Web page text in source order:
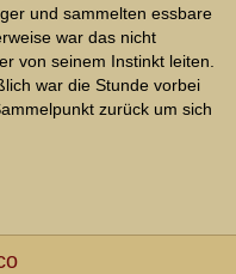
und sammelten essbare
war das nicht
von seinem Instinkt leiten.
war die Stunde vorbei
zurück um sich